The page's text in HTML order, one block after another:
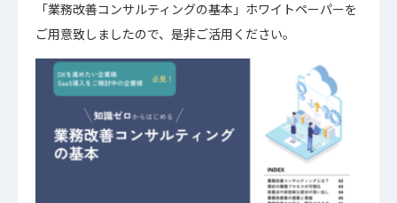
「業務改善コンサルティングの基本」ホワイトペーパーを
ご用意致しましたので、是非ご活用ください。